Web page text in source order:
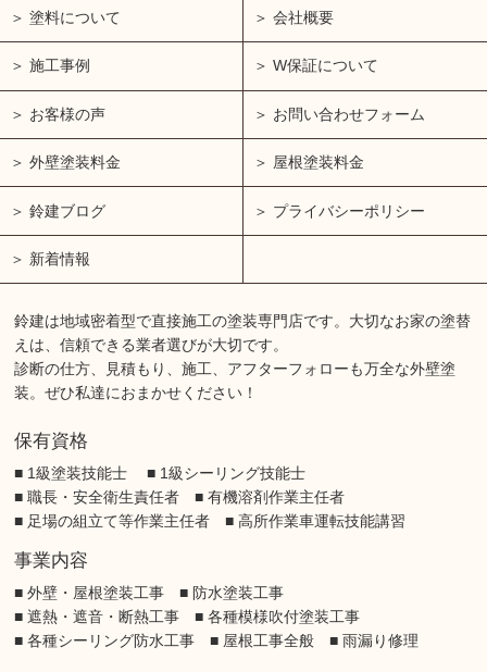
塗料について 会社概要
施工事例 W保証について
お客様の声 お問い合わせフォーム
外壁塗装料金 屋根塗装料金
鈴建ブログ プライバシーポリシー
新着情報
鈴建は地域密着型で直接施工の塗装専門店です。大切なお家の塗替
えは、信頼できる業者選びが大切です。
診断の仕方、見積もり、施工、アフターフォローも万全な外壁塗
装。ぜひ私達におまかせください！
保有資格
■ 1級塗装技能士 ■ 1級シーリング技能士
■ 職長・安全衛生責任者 ■ 有機溶剤作業主任者
■ 足場の組立て等作業主任者 ■ 高所作業車運転技能講習
事業内容
■ 外壁・屋根塗装工事 ■ 防水塗装工事
■ 遮熱・遮音・断熱工事 ■ 各種模様吹付塗装工事
■ 各種シーリング防水工事 ■ 屋根工事全般 ■ 雨漏り修理